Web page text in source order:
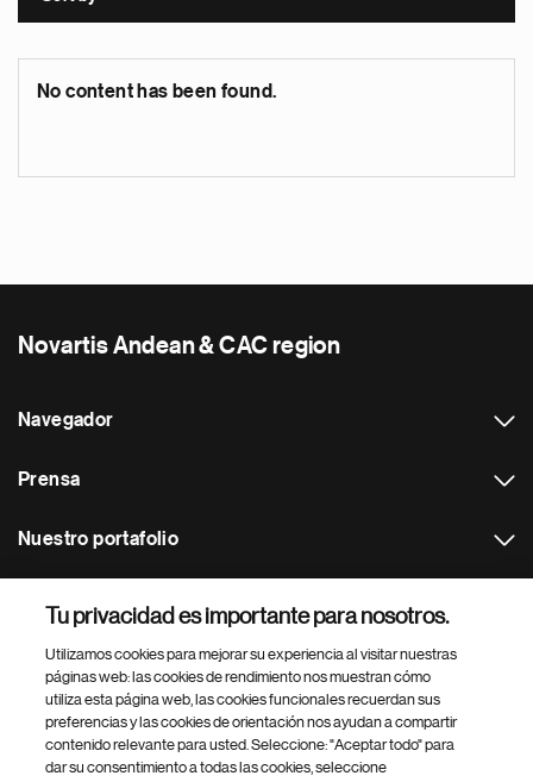
No content has been found.
Novartis Andean & CAC region
Navegador
Prensa
Nuestro portafolio
Footer Site Search
Tu privacidad es importante para nosotros.
Utilizamos cookies para mejorar su experiencia al visitar nuestras
páginas web: las cookies de rendimiento nos muestran cómo
utiliza esta página web, las cookies funcionales recuerdan sus
preferencias y las cookies de orientación nos ayudan a compartir
contenido relevante para usted. Seleccione: "Aceptar todo" para
dar su consentimiento a todas las cookies, seleccione